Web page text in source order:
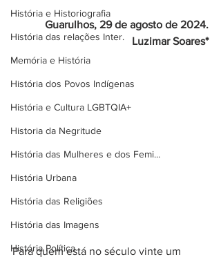
História e Historiografia
História das relações Inter.
Memória e História
História dos Povos Indígenas
História e Cultura LGBTQIA+
Historia da Negritude
História das Mulheres e dos Femi...
História Urbana
História das Religiões
História das Imagens
História Política
Guarulhos, 29 de agosto de 2024.
Luzimar Soares*
Para quem está no século vinte um